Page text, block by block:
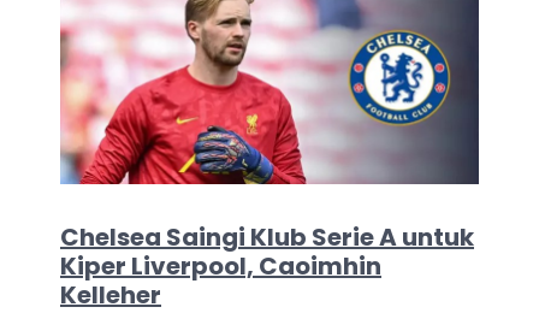
Chelsea Saingi Klub Serie A untuk
Kiper Liverpool, Caoimhin
Kelleher